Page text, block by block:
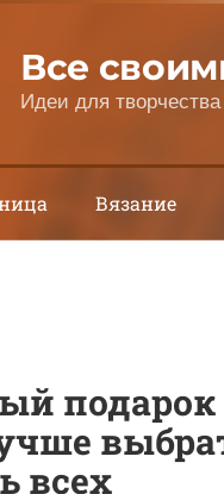
Все
Идеи для
Вязание
подарок
всех